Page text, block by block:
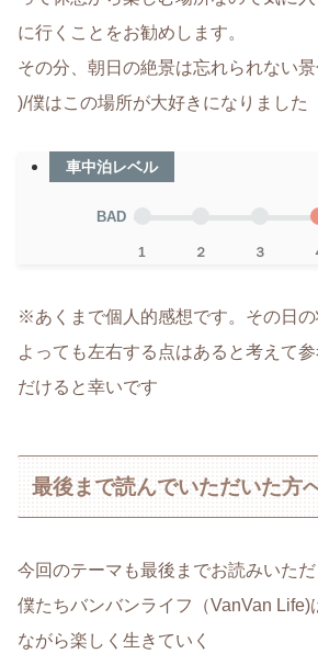
に行くことをお勧めします。
その分、朝日の絶景は忘れられない景
)/僕はこの場所が大好きになりました
車中泊レベル
BAD
1 ２ ３
※あくまで個人的感想です。その日
よっても左右する点はあると考えて
だけると幸いです
最後まで読んでいただいた方
今回のテーマも最後までお読みいた
僕たちバンバンライフ（VanVan Life)
ながら楽しく生きていく